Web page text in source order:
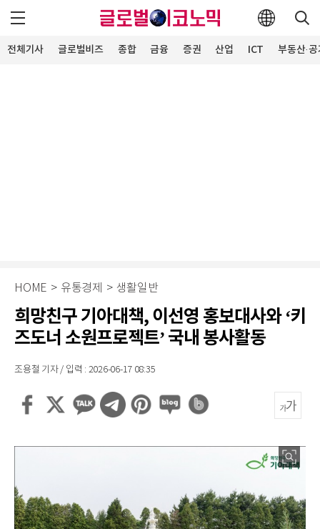
전체기사 글로벌비즈 종합 금융 증권 산업 ICT 부동산·
HOME > 유통경제 > 생활일반
희망친구 기아대책, 이선영 홍보대사와 ‘키
즈도너 소원프로젝트’ 국내 봉사활동
조용철 기자 / 입력 : 2026-06-17 08:35